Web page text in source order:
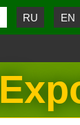
RU EN